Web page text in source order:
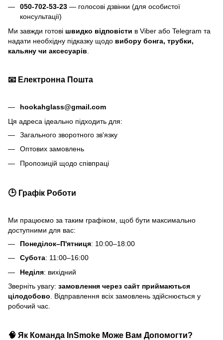
050-702-53-23 — голосові дзвінки (для особистої
консультації)
Ми завжди готові швидко відповісти в Viber або Telegram та
надати необхідну підказку щодо вибору бонга, трубки,
кальяну чи аксесуарів
📧 Електронна Пошта
hookahglass@gmail.com
Ця адреса ідеально підходить для:
Загального зворотного зв'язку
Оптових замовлень
Пропозицій щодо співпраці
🕒 Графік Роботи
Ми працюємо за таким графіком, щоб бути максимально
доступними для вас:
Понеділок–П'ятниця: 10:00–18:00
Субота: 11:00–16:00
Неділя: вихідний
Зверніть увагу: замовлення через сайт приймаються
цілодобово . Відправлення всіх замовлень здійснюється у
робочий час.
🧠 Як Команда InSmoke Може Вам Допомогти?